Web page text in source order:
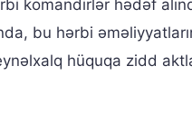
komandirlər hədəf
bu hərbi
hüquqa zidd